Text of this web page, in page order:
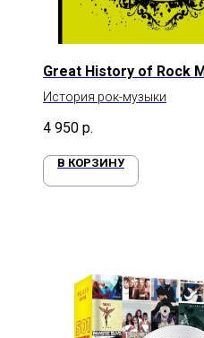
Great History of Rock
История рок-музыки
4 950 р.
В КОРЗИНУ